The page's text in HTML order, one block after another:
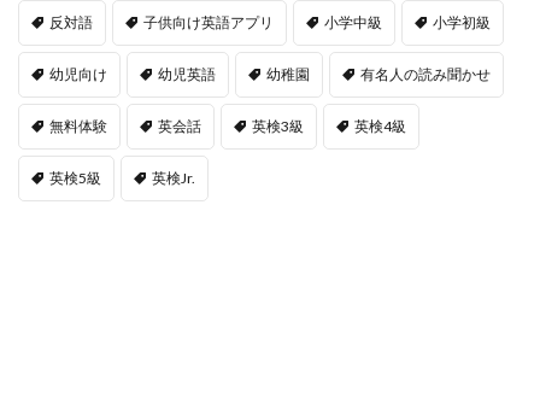
反対語 子供向け英語アプリ 小学中級 小学初級
幼児向け 幼児英語 幼稚園 有名人の読み聞かせ
無料体験 英会話 英検3級 英検4級
英検5級 英検Jr.